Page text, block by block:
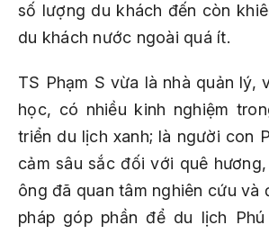
số lượng du khách đến còn
du khách nước ngoài quá ít.
TS Phạm S vừa là nhà quản lý,
học, có nhiều kinh nghiệm
triển du lịch xanh; là người con
cảm sâu sắc đối với quê
ông đã quan tâm nghiên cứu và
pháp góp phần để du lịch